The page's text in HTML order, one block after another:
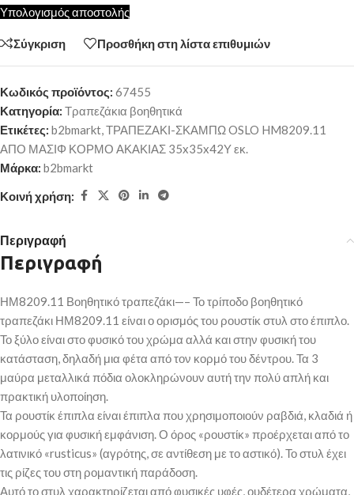
Υπολογισμός αποστολής
Σύγκριση Προσθήκη στη λίστα επιθυμιών
Κωδικός προϊόντος: 67455
Κατηγορία: Τραπεζάκια βοηθητικά
Ετικέτες: b2bmarkt,ΤΡΑΠΕΖΑΚΙ-ΣΚΑΜΠΩ OSLO HM8209.11
ΑΠΟ ΜΑΣΙΦ ΚΟΡΜΟ ΑΚΑΚΙΑΣ 35x35x42Υ εκ.
Μάρκα: b2bmarkt
Κοινή χρήση:
Περιγραφή
Περιγραφή
ΗΜ8209.11 Βοηθητικό τραπεζάκι—– Το τρίποδο βοηθητικό
τραπεζάκι ΗΜ8209.11 είναι ο ορισμός του ρουστίκ στυλ στο έπιπλο.
Το ξύλο είναι στο φυσικό του χρώμα αλλά και στην φυσική του
κατάσταση, δηλαδή μια φέτα από τον κορμό του δέντρου. Τα 3
μαύρα μεταλλικά πόδια ολοκληρώνουν αυτή την πολύ απλή και
πρακτική υλοποίηση.
Τα ρουστίκ έπιπλα είναι έπιπλα που χρησιμοποιούν ραβδιά, κλαδιά ή
κορμούς για φυσική εμφάνιση. Ο όρος «ρουστίκ» προέρχεται από το
λατινικό «rusticus» (αγρότης, σε αντίθεση με το αστικό). Το στυλ έχει
τις ρίζες του στη ρομαντική παράδοση.
Αυτό το στυλ χαρακτηρίζεται από φυσικές υφές, ουδέτερα χρώματα,